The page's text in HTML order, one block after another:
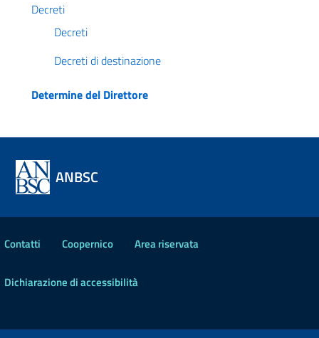
Decreti
Decreti
Decreti di destinazione
Determine del Direttore
ANBSC
Contatti Coopernico Area riservata
Dichiarazione di accessibilità